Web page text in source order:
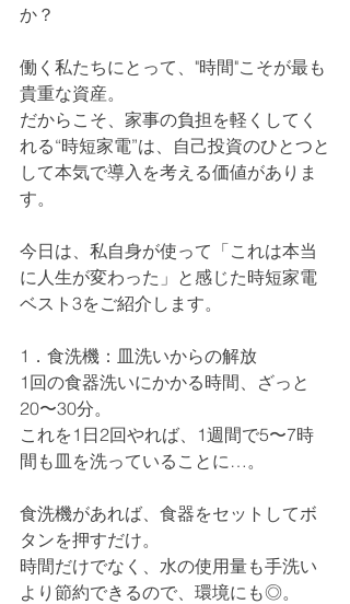
か？
働く私たちにとって、"時間"こそが最も
貴重な資産。
だからこそ、家事の負担を軽くしてく
れる“時短家電”は、自己投資のひとつと
して本気で導入を考える価値がありま
す。
今日は、私自身が使って「これは本当
に人生が変わった」と感じた時短家電
ベスト3をご紹介します。
1．食洗機：皿洗いからの解放
1回の食器洗いにかかる時間、ざっと
20〜30分。
これを1日2回やれば、1週間で5〜7時
間も皿を洗っていることに…。
食洗機があれば、食器をセットしてボ
タンを押すだけ。
時間だけでなく、水の使用量も手洗い
より節約できるので、環境にも◎。